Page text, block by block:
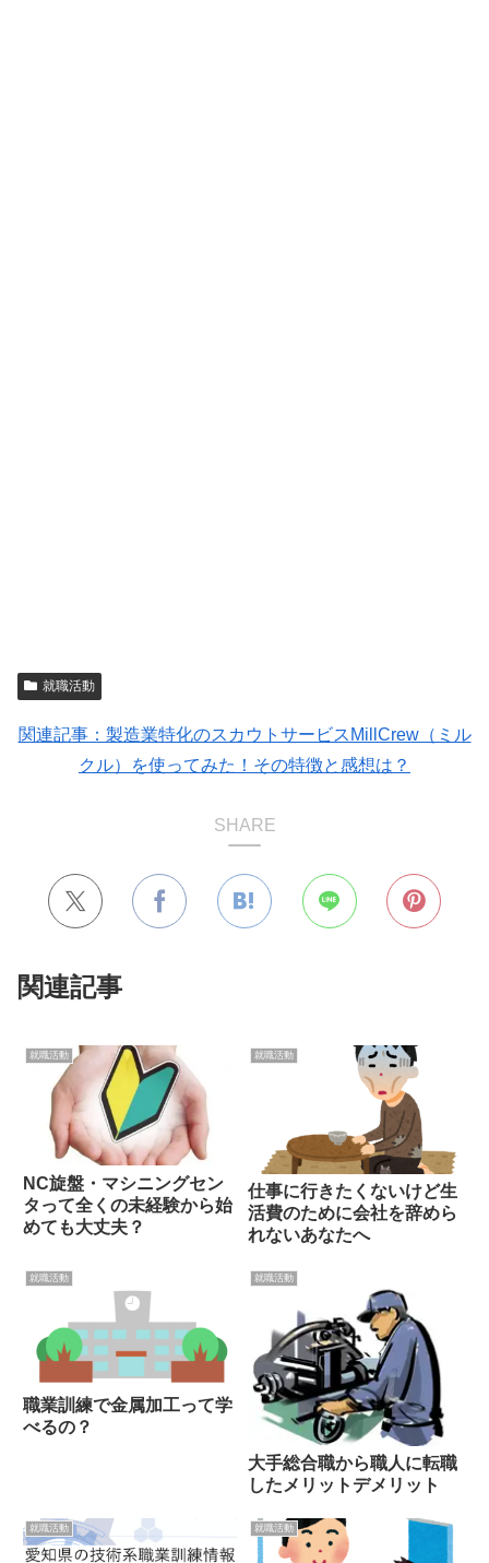
就職活動
関連記事：製造業特化のスカウトサービスMillCrew（ミル
クル）を使ってみた！その特徴と感想は？
SHARE
関連記事
就職活動
NC旋盤・マシニングセン
タって全くの未経験から始
めても大丈夫？
就職活動
仕事に行きたくないけど生
活費のために会社を辞めら
れないあなたへ
就職活動
職業訓練で金属加工って学
べるの？
就職活動
大手総合職から職人に転職
したメリットデメリット
就職活動 就職活動